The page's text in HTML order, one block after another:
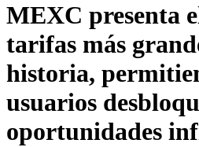
MEXC presenta
tarifas más
historia,
usuarios
oportunidades